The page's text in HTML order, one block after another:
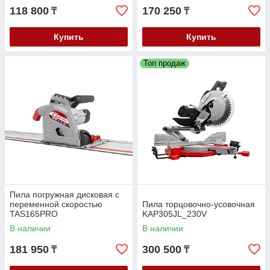
118 800 ₸
Купить
170 250 ₸
Купить
Пила погружная дисковая с
переменной скоростью
TAS165PRO
В наличии
181 950 ₸
Топ продаж
Пила торцовочно-усовочная
KAP305JL_230V
В наличии
300 500 ₸